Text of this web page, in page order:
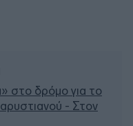
στο δρόμο για το
- Στον